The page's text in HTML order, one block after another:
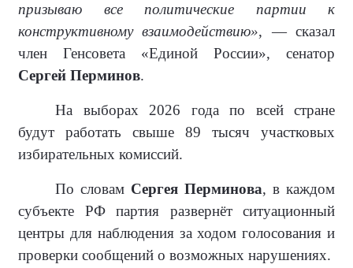
призываю все политические партии к
конструктивному взаимодействию», — сказал
член Генсовета «Единой России», сенатор
Сергей Перминов.
На выборах 2026 года по всей стране
будут работать свыше 89 тысяч участковых
избирательных комиссий.
По словам Сергея Перминова, в каждом
субъекте РФ партия развернёт ситуационный
центры для наблюдения за ходом голосования и
проверки сообщений о возможных нарушениях.